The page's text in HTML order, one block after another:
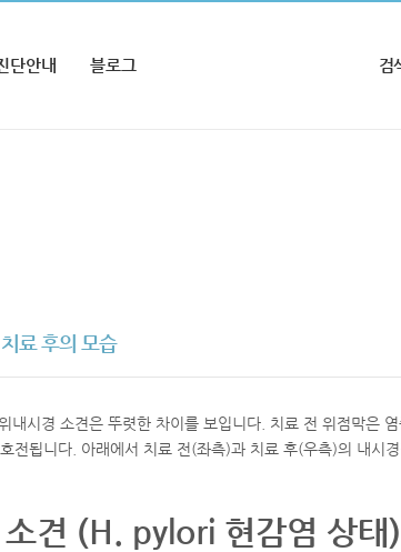
단안내 블로그 검
료 후의 모습
시경 소견은 뚜렷한 차이를 보입니다. 치료 전 위점막은
전됩니다. 아래에서 치료 전(좌측)과 치료 후(우측)의 내시
견 (H. pylori 현감염 상태)